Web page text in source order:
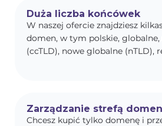
Duża liczba końcówek
W naszej ofercie znajdziesz
domen, w tym polskie,
(ccTLD), nowe globalne (nTLD),
Zarządzanie strefą
Chcesz kupić tylko domenę i